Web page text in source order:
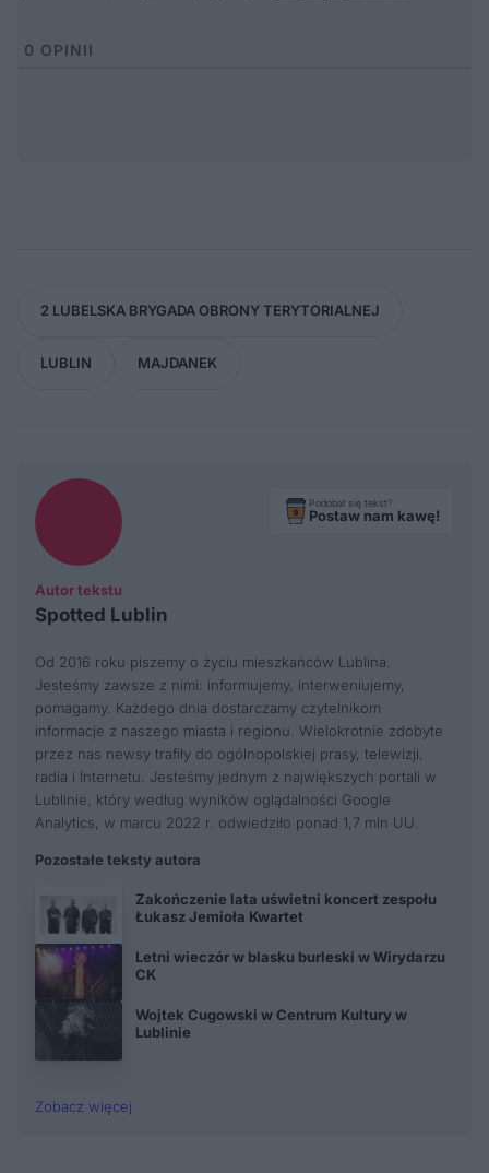
0 OPINII
2 LUBELSKA BRYGADA OBRONY TERYTORIALNEJ
LUBLIN MAJDANEK
Autor tekstu
Spotted Lublin
Podobał się tekst?
Postaw nam kawę!
Od 2016 roku piszemy o życiu mieszkańców Lublina.
Jesteśmy zawsze z nimi: informujemy, interweniujemy,
pomagamy. Każdego dnia dostarczamy czytelnikom
informacje z naszego miasta i regionu. Wielokrotnie zdobyte
przez nas newsy trafiły do ogólnopolskiej prasy, telewizji,
radia i Internetu. Jesteśmy jednym z największych portali w
Lublinie, który według wyników oglądalności Google
Analytics, w marcu 2022 r. odwiedziło ponad 1,7 mln UU.
Pozostałe teksty autora
Zakończenie lata uświetni koncert zespołu
Łukasz Jemioła Kwartet
Letni wieczór w blasku burleski w Wirydarzu
CK
Wojtek Cugowski w Centrum Kultury w
Lublinie
Zobacz więcej